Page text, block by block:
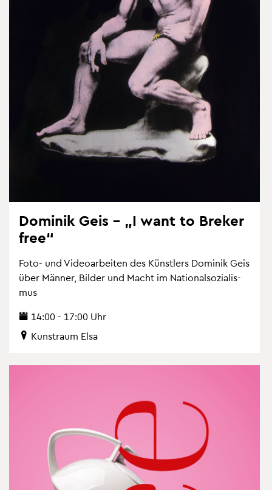
Do­mi­nik Geis – „I want to Bre­ker
free“
Foto- und Vi­deo­ar­bei­ten des Künst­lers Do­mi­nik Geis
über Män­ner, Bil­der und Macht im Na­tio­nal­so­zia­lis­
mus
14:00 - 17:00 Uhr
Kunst­raum Elsa